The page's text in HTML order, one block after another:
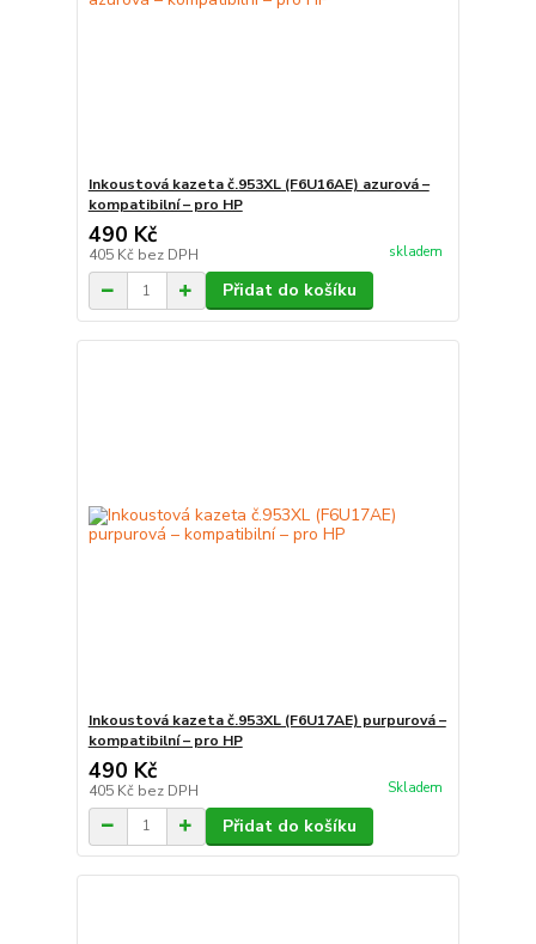
Inkoustová kazeta č.953XL (F6U16AE) azurová –
kompatibilní – pro HP
490 Kč
405 Kč bez DPH skladem
Přidat do košíku
Inkoustová kazeta č.953XL (F6U17AE) purpurová –
kompatibilní – pro HP
490 Kč
405 Kč bez DPH Skladem
Přidat do košíku